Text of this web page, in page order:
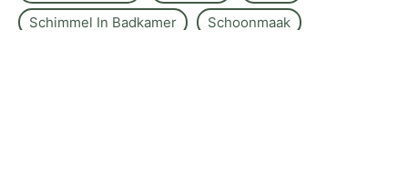
Schimmel In Badkamer
Schoonmaak